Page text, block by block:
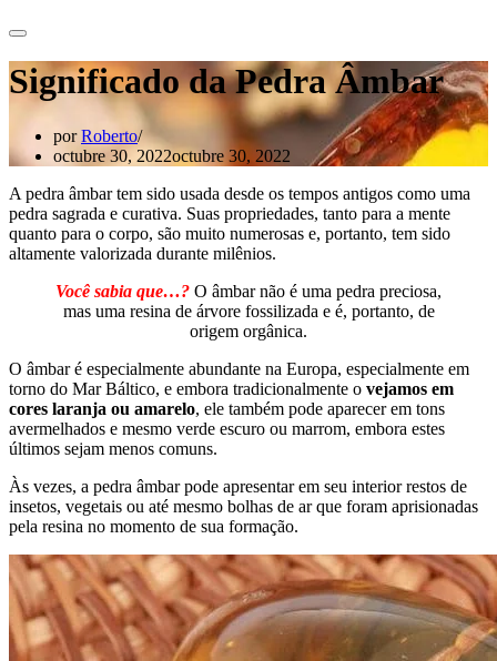
Significado da Pedra Âmbar
porRoberto
octubre 30, 2022octubre 30, 2022
A pedra âmbar tem sido usada desde os tempos antigos como uma
pedra sagrada e curativa. Suas propriedades, tanto para a mente
quanto para o corpo, são muito numerosas e, portanto, tem sido
altamente valorizada durante milênios.
Você sabia que…? O âmbar não é uma pedra preciosa,
mas uma resina de árvore fossilizada e é, portanto, de
origem orgânica.
O âmbar é especialmente abundante na Europa, especialmente em
torno do Mar Báltico, e embora tradicionalmente o vejamos em
cores laranja ou amarelo, ele também pode aparecer em tons
avermelhados e mesmo verde escuro ou marrom, embora estes
últimos sejam menos comuns.
Às vezes, a pedra âmbar pode apresentar em seu interior restos de
insetos, vegetais ou até mesmo bolhas de ar que foram aprisionadas
pela resina no momento de sua formação.